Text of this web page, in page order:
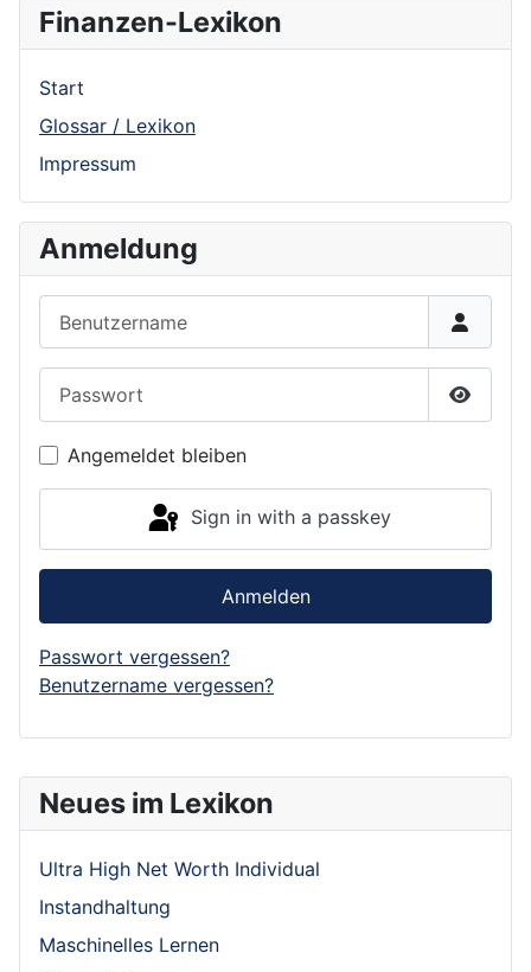
Neues im Lexikon
Ultra High Net Worth Individual
Instandhaltung
Maschinelles Lernen
Finanzen-Lexikon
Start
Glossar / Lexikon
Impressum
Anmeldung
Show
Angemeldet bleiben
Sign in with a passkey
Anmelden
Passwort vergessen?
Benutzername vergessen?